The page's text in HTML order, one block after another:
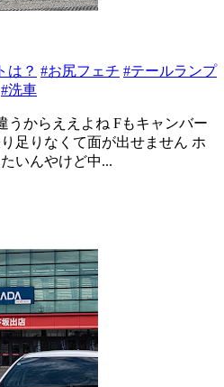
は？ #お尻フェチ #テールランプ
#洗車
うからええよね Fもキャンバー
足りなくて面が出せません ホ
いんやけど中...